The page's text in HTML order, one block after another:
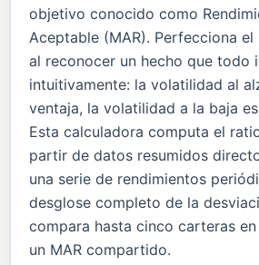
objetivo conocido como
Aceptable (MAR). Perfecciona
al reconocer un hecho que todo
intuitivamente: la volatilidad al
ventaja, la volatilidad a la baja
Esta calculadora computa el
partir de datos resumidos
una serie de rendimientos
desglose completo de la
compara hasta cinco carteras
un MAR compartido.